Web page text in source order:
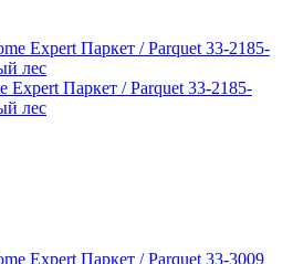
Паркет / Parquet 33-2185-
лес